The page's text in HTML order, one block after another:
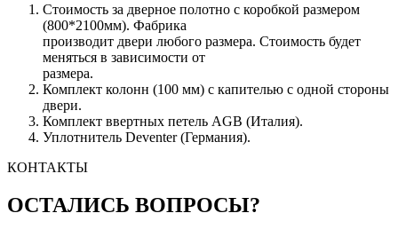
Стоимость за дверное полотно с коробкой размером
(800*2100мм). Фабрика
производит двери любого размера. Стоимость будет
меняться в зависимости от
размера.
Комплект колонн (100 мм) с капителью с одной стороны
двери.
Комплект ввертных петель AGB (Италия).
Уплотнитель Deventer (Германия).
КОНТАКТЫ
ОСТАЛИСЬ ВОПРОСЫ?